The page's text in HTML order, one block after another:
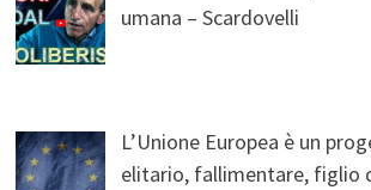
umana – Scardovelli
L’Unione Europea è un
elitario, fallimentare, figlio